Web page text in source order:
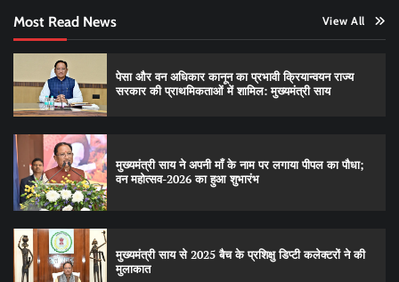
Most Read News View All
पेसा और वन अधिकार कानून का प्रभावी क्रियान्वयन राज्य
सरकार की प्राथमिकताओं में शामिल: मुख्यमंत्री साय
मुख्यमंत्री साय ने अपनी माँ के नाम पर लगाया पीपल का पौधा;
वन महोत्सव-2026 का हुआ शुभारंभ
मुख्यमंत्री साय से 2025 बैच के प्रशिक्षु डिप्टी कलेक्टरों ने की
मुलाकात